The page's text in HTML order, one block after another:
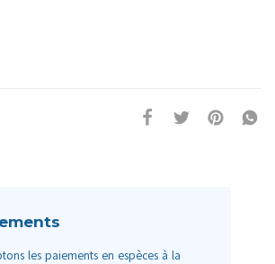
les paiements en espèces à la